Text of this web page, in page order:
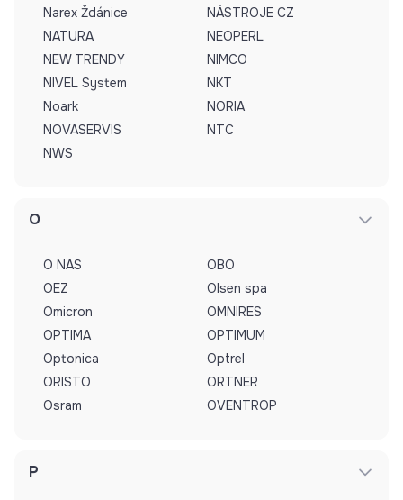
Narex Ždánice
NÁSTROJE CZ
NATURA
NEOPERL
NEW TRENDY
NIMCO
NIVEL System
NKT
Noark
NORIA
NOVASERVIS
NTC
NWS
O
O NAS
OBO
OEZ
Olsen spa
Omicron
OMNIRES
OPTIMA
OPTIMUM
Optonica
Optrel
ORISTO
ORTNER
Osram
OVENTROP
P